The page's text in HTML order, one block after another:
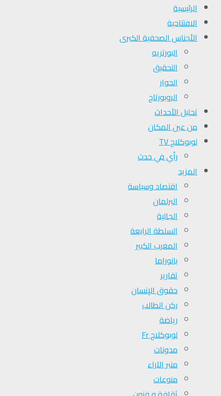
الرئيسية
الافتتاحية
الأجناس الصحفية الكبرى
البورتريه
التحقیق
الحوار
الروبورتاج
تحلیل الأحداث
من عين المكان
لوبوكلاج TV
رأي في حدث
المزيد
اقتصاد وسياسة
البرلمان
الجالية
السلطة الرابعة
المغرب الكبير
بانوراما
تقارير
حقوق الإنسان
ركن الطالب
رياضة
لوبوكلاج Fr
مدونات
منبر الآراء
منوعات